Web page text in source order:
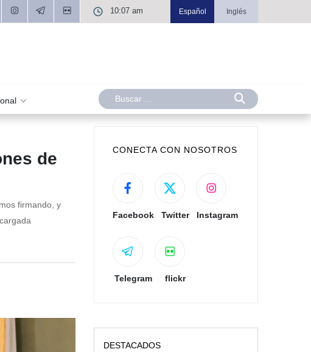
10:07 am Español Inglés
de
firmando, y
CONECTA CON NOSOTROS
Facebook Twitter Instagram
Telegram flickr
DESTACADOS